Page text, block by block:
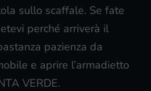
sullo scaffale. Se fate
perché arriverà il
pazienza da
e aprire l’armadietto
VERDE.